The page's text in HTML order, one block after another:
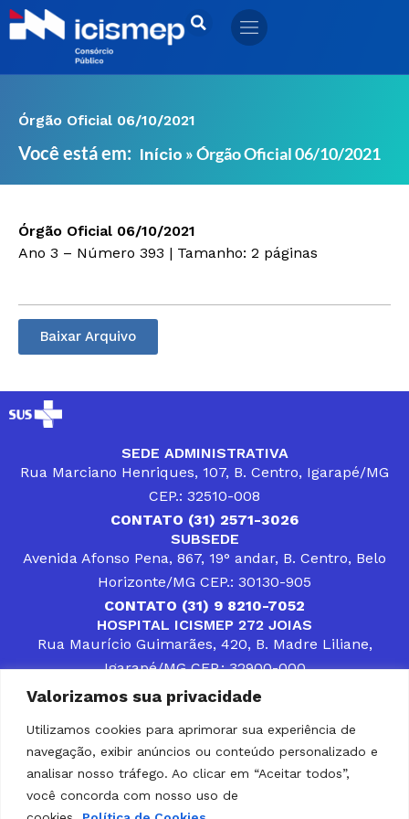
Valorizamos sua privacidade
Utilizamos cookies para aprimorar sua experiência de
navegação, exibir anúncios ou conteúdo personalizado e
analisar nosso tráfego. Ao clicar em “Aceitar todos”,
você concorda com nosso uso de
Ir
para
Órgão Oficial 06/10/2021
Você está em: Início »Órgão Oficial 06/10/2021
Órgão Oficial 06/10/2021
Ano 3 – Número 393 | Tamanho: 2 páginas
Baixar Arquivo
SEDE ADMINISTRATIVA
Rua Marciano Henriques, 107, B. Centro, Igarapé/MG
CEP.: 32510-008
CONTATO (31) 2571-3026
SUBSEDE
Avenida Afonso Pena, 867, 19° andar, B. Centro, Belo
Horizonte/MG CEP.: 30130-905
CONTATO (31) 9 8210-7052
HOSPITAL ICISMEP 272 JOIAS
Rua Maurício Guimarães, 420, B. Madre Liliane,
Igarapé/MG CEP.: 32900-000
CONTATOS (31) 3512-4400 ou (31) 9 8309-8660
DESENVOLVER SOLUÇÕES, AÇÕES E SERVIÇOS
PÚBLICOS QUE COMPLEMENTEM A ASSISTÊNCIA À
POPULAÇÃO DA REGIÃO EM QUE ATUA, SENDO
PARCEIRO DOS MUNICÍPIOS CONSORCIADOS NA
SOLUÇÃO DE DIFICULDADES ENFRENTADAS POR
GESTORES MUNICIPAIS, É O COMPROMISSO DO
ICISMEP.